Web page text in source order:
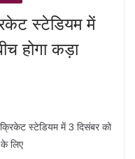
स्टेडियम में
होगा कड़ा
क्रिकेट स्टेडियम में 3 दिसंबर को
के लिए